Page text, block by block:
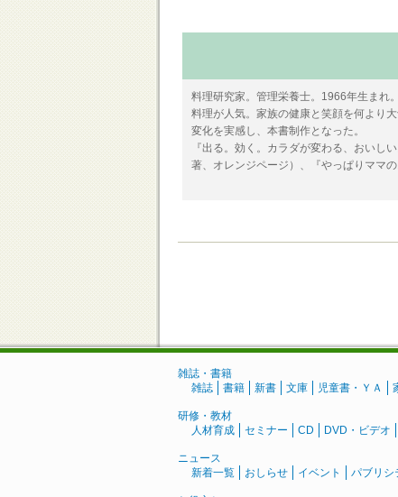
料理研究家。管理栄養士。1966年生まれ
料理が人気。家族の健康と笑顔を何より
変化を実感し、本書制作となった。
『出る。効く。カラダが変わる、おいし
著、オレンジページ）、『やっぱりママ
雑誌・書籍
雑誌
書籍 新書 文庫 児童書・ＹＡ
研修・教材
人材育成
セミナー CD DVD・ビデオ
ニュース
新着一覧
おしらせ イベント パブリシ